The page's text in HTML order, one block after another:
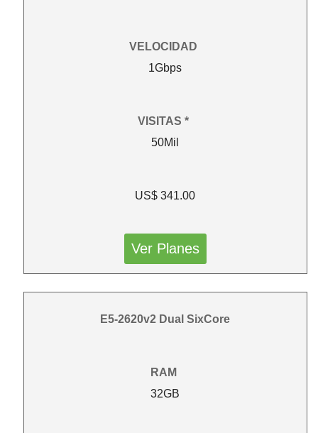
VELOCIDAD
1Gbps
VISITAS *
50Mil
US$ 341.00
Ver Planes
E5-2620v2 Dual SixCore
RAM
32GB